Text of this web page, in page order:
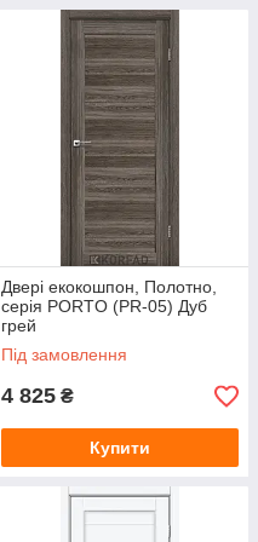
Двері екокошпон, Полотно,
серія PORTO (PR-05) Дуб
грей
Під замовлення
4 825 ₴
Купити